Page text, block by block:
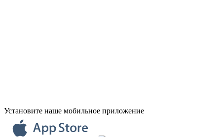
Установите наше мобильное приложение